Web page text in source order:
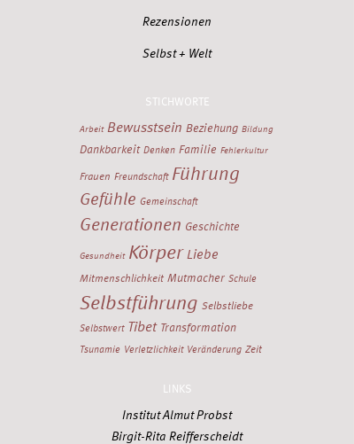
Rezensionen
Selbst + Welt
STICHWORTE
Arbeit Bewusstsein Beziehung Bildung
Dankbarkeit Denken Familie Fehlerkultur
Frauen Freundschaft Führung
Gefühle Gemeinschaft
Generationen Geschichte
Gesundheit KörperLiebe
Mitmenschlichkeit Mutmacher Schule
Selbstführung Selbstliebe
Selbstwert Tibet Transformation
Tsunamie Verletzlichkeit Veränderung Zeit
LINKS
Institut Almut Probst
Birgit-Rita Reifferscheidt